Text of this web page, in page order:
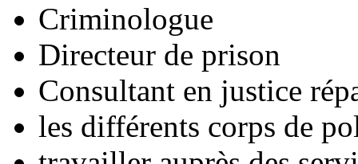
Criminologue
Directeur de prison
Consultant en justice
les différents corps de